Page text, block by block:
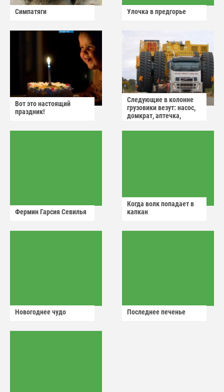
Симпатяги Улочка в предгорье
Вот это настоящий
праздник!
Следующие в колонне
грузовики везут: насос,
домкрат, аптечка,
Фермин Гарсия Севилья
Когда волк попадает в
капкан
Новогоднее чудо Последнее печенье